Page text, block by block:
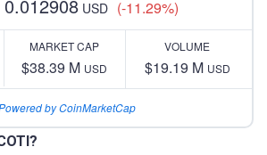
0.012908 USD (-11.29%)
MARKET CAP
$38.39 M USD
VOLUME
$19.19 M USD
by CoinMarketCap